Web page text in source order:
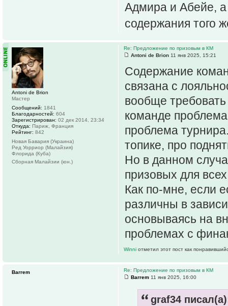
Адмира и Абейе,
содержания того
Re: Предложение по призовым в КМ
Antoni de Brion 11 янв 2025, 15:21
Содержание
связана с
вообще
команде
проблема
топике, про
Но в данном
призовых для
Как по-мне, если
различны в
основываясь на
проблемах с
Winni отметил этот пост как
Antoni de Brion
Мастер
Сообщений: 1841
Благодарностей: 604
Зарегистрирован: 02 дек 2014, 23:34
Откуда: Париж, Франция
Рейтинг: 842
Новая Бавария (Украина)
Ред Уорриор (Малайзия)
Флорида (Куба)
Сборная Малайзии (юн.)
Re: Предложение по призовым в КМ
Barrem 11 янв 2025, 16:00
graf34
Barrem